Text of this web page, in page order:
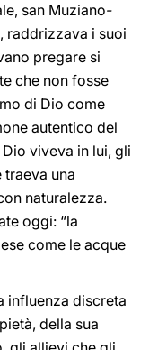
san Muziano-
raddrizzava i suoi
pregare si
che non fosse
di Dio come
autentico del
viveva in lui, gli
traeva una
naturalezza.
oggi: “la
come le acque
influenza discreta
della sua